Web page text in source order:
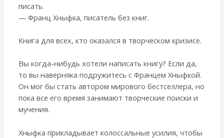
писать.
— Франц Хныфка, писатель без книг.
Книга для всех, кто оказался в творческом кризисе.
Вы когда-нибудь хотели написать книгу? Если да,
то вы наверняка подружитесь с Францем Хныфкой.
Он мог бы стать автором мирового бестселлера, но
пока все его время занимают творческие поиски и
мучения.
Хныфка прикладывает колоссальные усилия, чтобы